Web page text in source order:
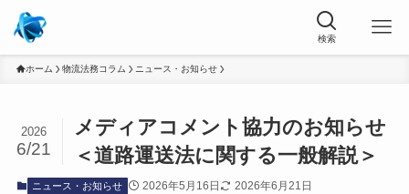
ホーム 物流法務コラム ニュース・お知らせ
メディアコメント協力のお知らせ
＜道路運送法に関する一般解説＞
2026
6/21
ニュース・お知らせ 2026年5月16日 2026年6月21日